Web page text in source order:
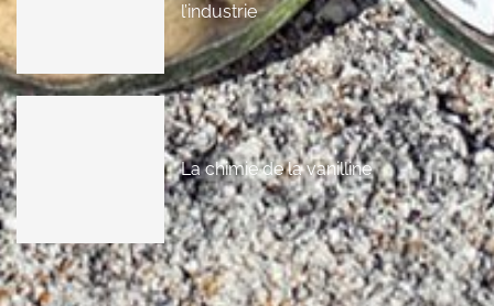
l’industrie
La chimie de la vanilline